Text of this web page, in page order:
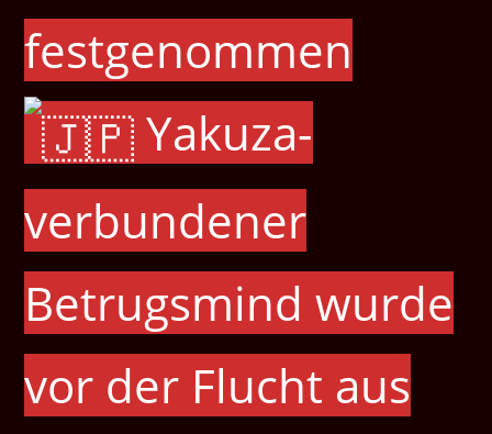
festgenommen
Yakuza-
verbundener
Betrugsmind wurde
vor der Flucht aus